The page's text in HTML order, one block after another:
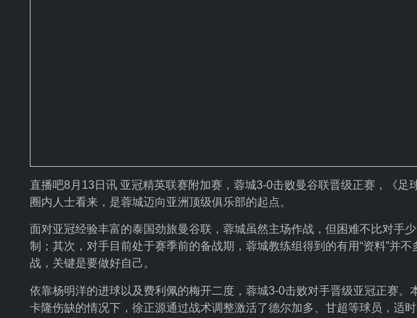
直播吧8月13日讯 亚冠精英联赛附加赛，蓉城3-0击败曼谷联晋级正赛，《足
圈内人士看来，是蓉城迈向亚洲顶级俱乐部的起点。
面对亚冠经验丰富的泰国劲旅曼谷联，蓉城虽然主场作战，但困难不比对手
制；其次，对手目前处于赛季前的备战期，蓉城教练组得到的有用“资料”并
战，关键是要做好自己。
依靠杨明洋的进球以及费利佩的梅开二度，蓉城3-0击败对手晋级亚冠正赛。
卡隆伤缺的情况下，徐正源通过战术调整激活了德尔加多、甘超等球员，适